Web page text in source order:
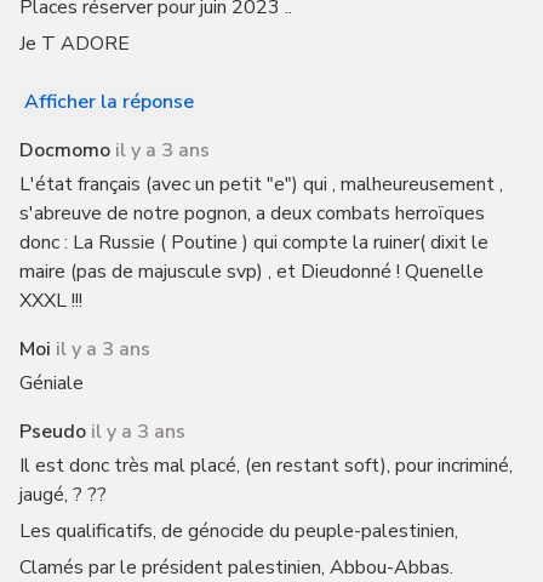
Places réserver pour juin 2023 ..
Je T ADORE
Afficher la réponse
Docmomo il y a 3 ans
L'état français (avec un petit "e") qui , malheureusement ,
s'abreuve de notre pognon, a deux combats herroïques
donc : La Russie ( Poutine ) qui compte la ruiner( dixit le
maire (pas de majuscule svp) , et Dieudonné ! Quenelle
XXXL !!!
Moi il y a 3 ans
Géniale
Pseudo il y a 3 ans
Il est donc très mal placé, (en restant soft), pour incriminé,
jaugé, ? ??
Les qualificatifs, de génocide du peuple-palestinien,
Clamés par le président palestinien, Abbou-Abbas.